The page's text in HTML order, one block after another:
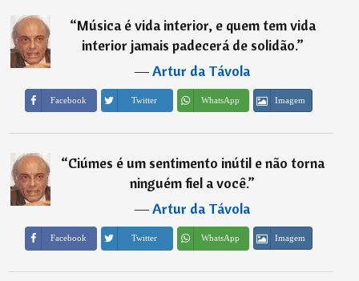
“Música é vida interior, e quem tem vida
interior jamais padecerá de solidão.”
―Artur da Távola
Facebook Twitter WhatsApp Imagem
“Ciúmes é um sentimento inútil e não torna
ninguém fiel a você.”
―Artur da Távola
Facebook Twitter WhatsApp Imagem